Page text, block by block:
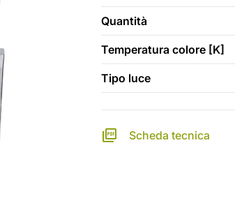
Quantità
Temperatura colore [K]
Tipo luce
Scheda tecnica